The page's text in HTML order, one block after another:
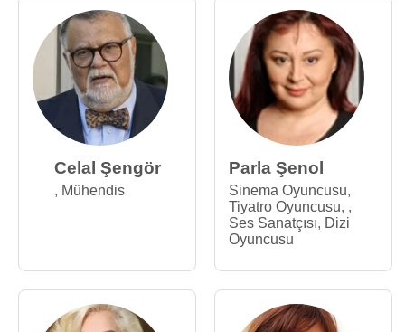
Celal Şengör
, Mühendis
Parla Şenol
Sinema Oyuncusu,
Tiyatro Oyuncusu, ,
Ses Sanatçısı, Dizi
Oyuncusu